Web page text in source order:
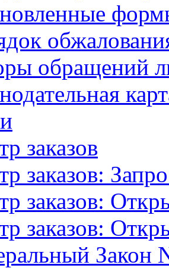
обращений
заказов
заказов:
заказов:
заказов:
Закон